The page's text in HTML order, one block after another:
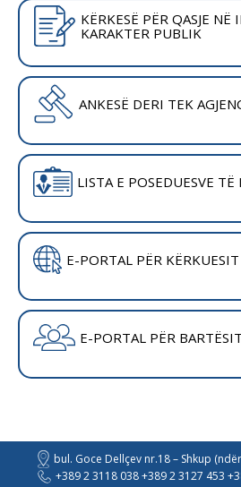
KËRKESË PËR QASJE
KARAKTER PUBLIK
ANKESË DERI TEK
LISTA E POSEDUESVE
E-PORTAL PËR KËRKUESIT
E-PORTAL PËR BARTËSIT
bul. Goce Dellçev nr.18 – Shkup
+389 2 3118 038 +389 2 3127 453